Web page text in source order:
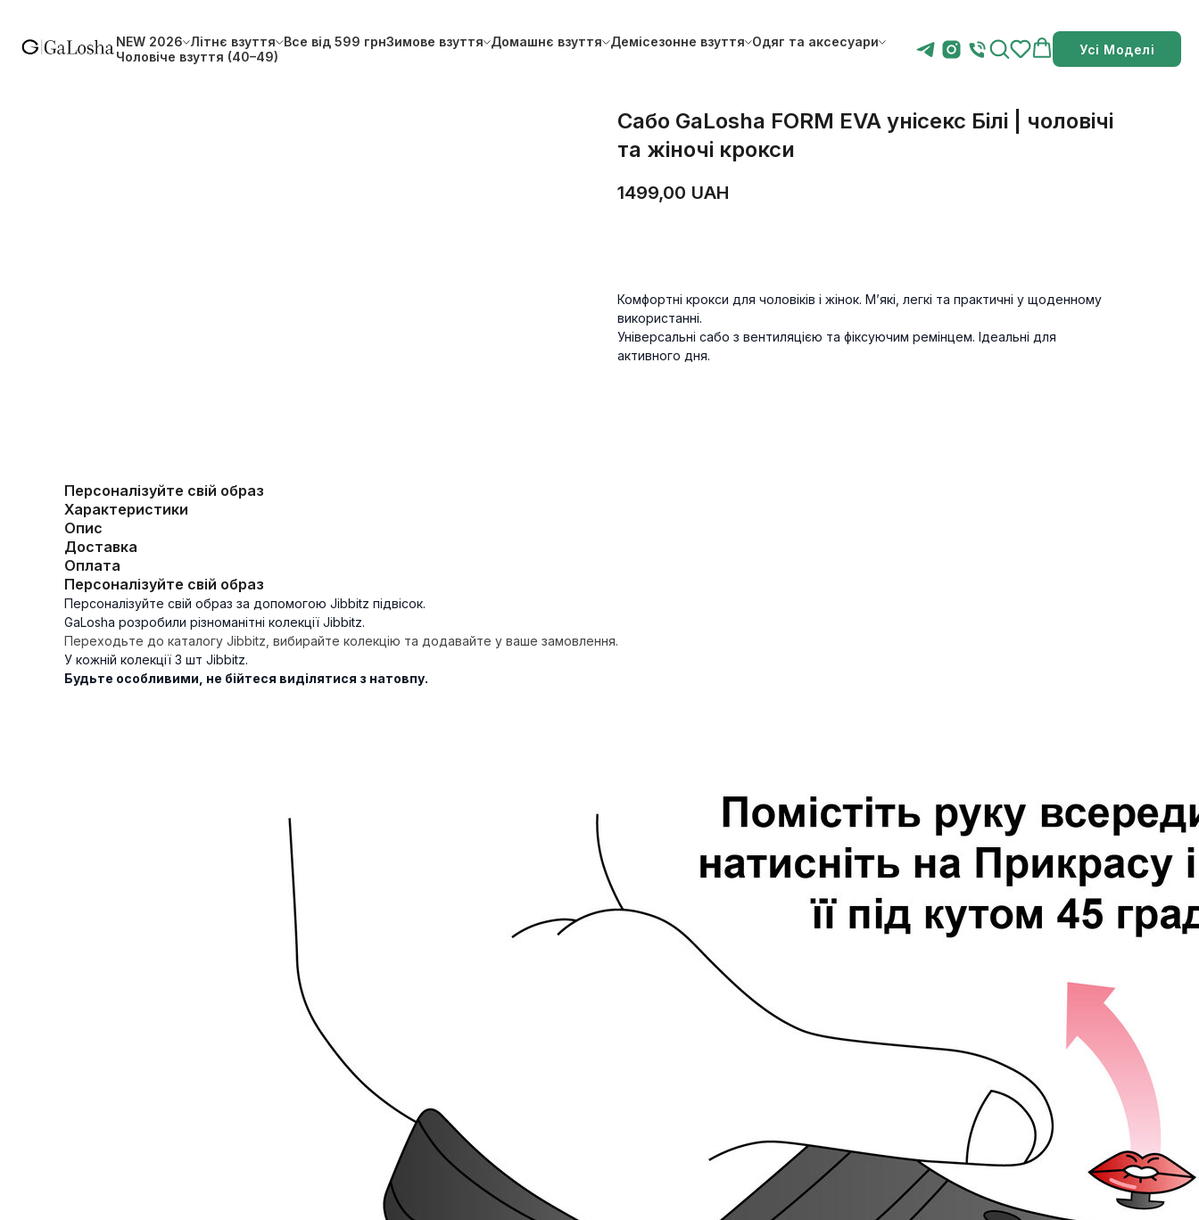
NEW 2026 Літнє взуття Все від 599 грнЗимове взуття Домашнє взуття Демісезонне взуття Одяг та аксесуари
Чоловіче взуття (40–49)
Усі Моделі
Сабо GaLosha FORM EVA унісекс Білі | чоловічі
та жіночі крокси
1499,00 UAH
Комфортні крокси для чоловіків і жінок. М’які, легкі та практичні у щоденному
використанні.
Універсальні сабо з вентиляцією та фіксуючим ремінцем. Ідеальні для
активного дня.
Персоналізуйте свій образ
Характеристики
Опис
Доставка
Оплата
Персоналізуйте свій образ
Персоналізуйте свій образ за допомогою Jibbitz підвісок.
GaLosha розробили різноманітні колекції Jibbitz.
Переходьте до каталогу Jibbitz, вибирайте колекцію та додавайте у ваше замовлення.
У кожній колекції 3 шт Jibbitz.
Будьте особливими, не бійтеся виділятися з натовпу.